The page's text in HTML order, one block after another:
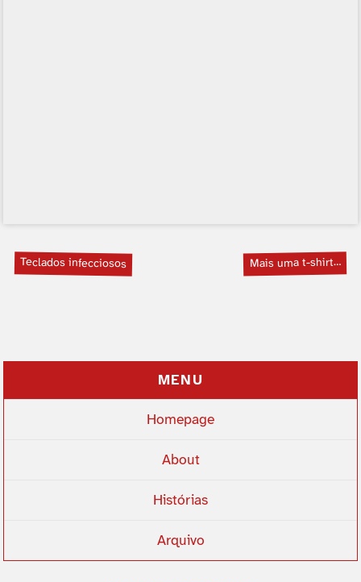
Teclados infecciosos Mais uma t-shirt…
MENU
Homepage
About
Histórias
Arquivo